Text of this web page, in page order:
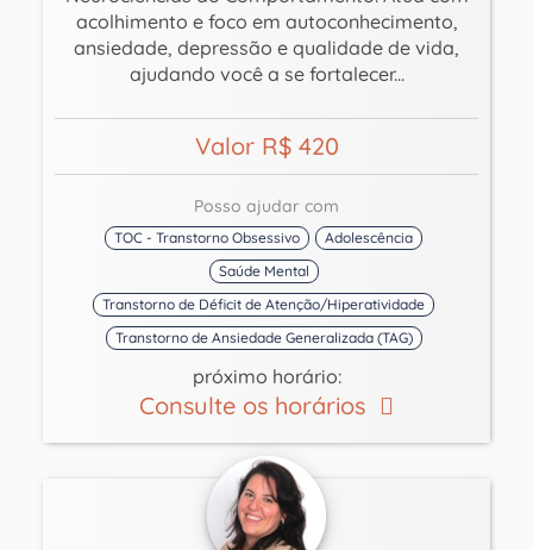
acolhimento e foco em autoconhecimento,
ansiedade, depressão e qualidade de vida,
ajudando você a se fortalecer...
Valor R$ 420
Posso ajudar com
TOC - Transtorno Obsessivo
Adolescência
Saúde Mental
Transtorno de Déficit de Atenção/Hiperatividade
Transtorno de Ansiedade Generalizada (TAG)
próximo horário:
Consulte os horários